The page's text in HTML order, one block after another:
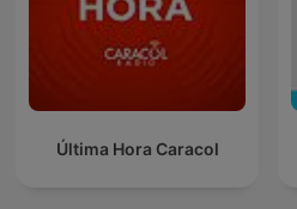
Última Hora Caracol